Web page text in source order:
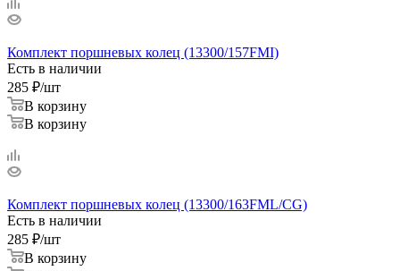
Комплект поршневых колец (13300/157FMI)
Есть в наличии
285 ₽/шт
В корзину
В корзину
Комплект поршневых колец (13300/163FML/CG)
Есть в наличии
285 ₽/шт
В корзину